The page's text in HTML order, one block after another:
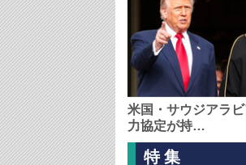
米国・サウジアラ
力協定が持…
特集